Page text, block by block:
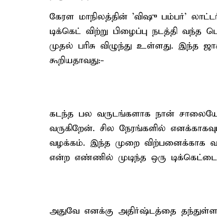
கேரள மாநிலத்தின் 'விஷு பம்பர்'
டிக்கெட் விற்று பிழைப்பு நடத்தி
முதல் பரிசு விழுந்து உள்ளது. இந்த
கூறியதாவது:-
கடந்த பல வருடங்களாக நான்
வருகிறேன். சில நேரங்களில்
வழக்கம். இந்த முறை விற்பனைக்காக
என்ற எண்ணில் முடிந்த ஒரு
அதுவே எனக்கு அதிர்ஷ்டத்தை